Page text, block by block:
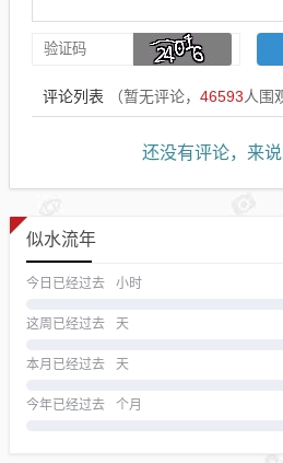
评论列表 （暂无评论， 46593人围
还没有评论，来
似水流年
今日已经过去 小时
这周已经过去 天
本月已经过去 天
今年已经过去 个月